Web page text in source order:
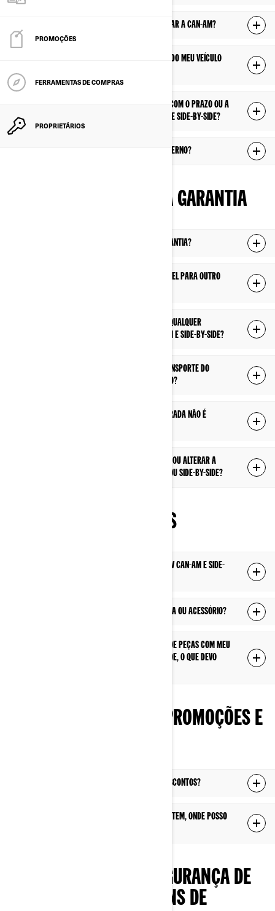
PROMOÇÕES
FERRAMENTAS DE COMPRAS
PROPRIETÁRIOS
Tenho uma questão técnica. Devo contatar a Can-Am?
Onde obtenho o manual do proprietário do meu veículo
E se eu tiver uma pergunta relacionada com o prazo ou a
qualidade do serviço em meu ATV Can-Am e side-by-side?
Como devo armazenar meu veículo no inverno?
PERGUNTAS SOBRE A GARANTIA
Como posso reparar meu veículo na garantia?
A minha garantia de fábrica é transferível para outro
A minha garantia de fábrica é válida em qualquer
concessionáro autorizado de ATV Can-Am e side-by-side?
A minha garantia de fábrica cobre o transporte do
veículo de um concessionário para outro?
Por que a minha peça substituida / reparada não é
Como faço para atualizar meu endereço ou alterar a
propriedade do meu veículo ATV Can-Am ou side-by-side?
PEÇAS E ACESSÓRIOS
Posso comprar Peças e Acessórios de ATV Can-Am e side-
Como posso obter suporte para uma peça ou acessório?
Eu tenho problemas com peças / pedido de peças com meu
concessionáio de ATV Can-Am e side-by-side, o que devo
PERGUNTAS SOBRE PROMOÇÕES E
Onde posso encontrar promoções ou descontos?
Eu não recebi desconto promocional ou item, onde posso
NOTIFICAÇÃO DE SEGURANÇA DE
PRODUTOS E BOLETINS DE